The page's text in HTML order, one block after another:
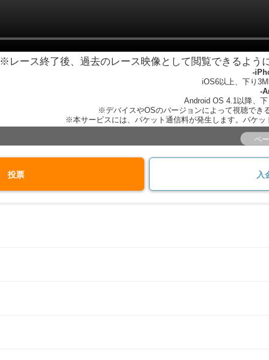
※レース終了後、過去のレース映像として閲覧できるよう
-
iOS6以上、下り
-
Android OS 4.1以降、
※デバイスやOSのバージョンによって視聴でき
※本サービスには、パケット通信料が発生します。パケッ
ペ
投票 入